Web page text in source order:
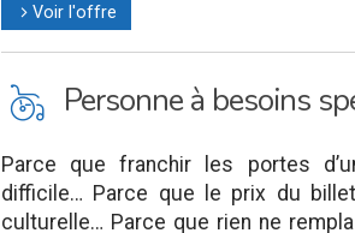
l Voir l'offre
L Personne à besoins
Parce que franchir les portes
difficile… Parce que le prix du
culturelle… Parce que rien ne